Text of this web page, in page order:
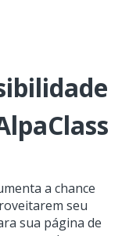
a chance
seu
sua página de